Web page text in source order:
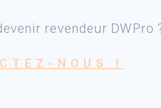
revendeur DWPro
NOUS !